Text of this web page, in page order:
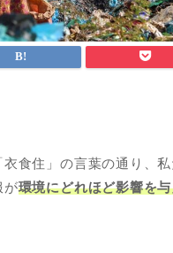
食住」の言葉の通り、
が環境にどれほど影響を